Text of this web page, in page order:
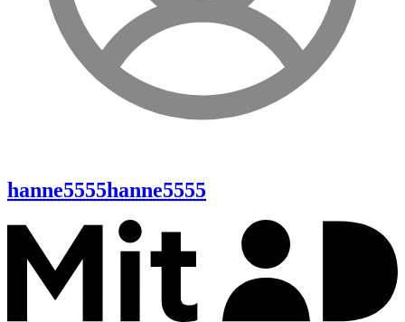
hanne5555hanne5555